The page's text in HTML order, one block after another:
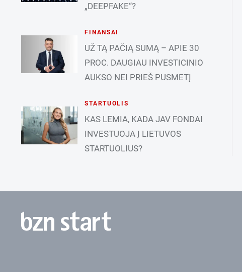
„DEEPFAKE“?
FINANSAI
UŽ TĄ PAČIĄ SUMĄ – APIE 30
PROC. DAUGIAU INVESTICINIO
AUKSO NEI PRIEŠ PUSMETĮ
STARTUOLIS
KAS LEMIA, KADA JAV FONDAI
INVESTUOJA Į LIETUVOS
STARTUOLIUS?